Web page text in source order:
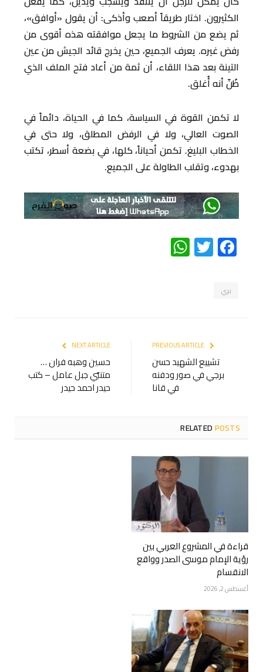
الكثيرون. اختار طريقاً أصعب وأذكى: أن يقول «أوافق»،
ثم يضع من الشروط ما يجعل موافقته هذه أقوى من
رفض غيره. يعرف الجميع، حين يخرج قائد الجيش من عين
التينة بعد هذا اللقاء، أن ثمة من أعاد فتح الملف الذي
ظُنّ أنه أُغلق.
لا تكمن القوة في السياسة، كما في الحياة، دائماً في
الصوت العالي، ولا في الرفض المطلق، ولا حتى في
الخطاب البليغ. تكمن أحياناً، كلها، في بضعة أسطر، تكتب
بهدوء، وتقلب الطاولة على الجميع.
Facebook
Twitter
WhatsApp
بري
تشييع الشهيد حسن
برجي في صور ودفنه
في قانا
NEXT ARTICLE
حسين وهبه فران …
متنبّي جبل عامل – كتب
حيدر احمد حيدر
RELATEDPOSTS
قراءة في المشروع العربي بين
رؤية الإمام موسى الصدر وواقع
الانقسام
أغسطس 2, 2026